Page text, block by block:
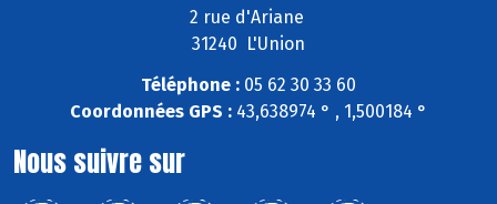
2 rue d'Ariane
31240 L'Union
Téléphone : 05 62 30 33 60
Coordonnées GPS : 43,638974 ° , 1,500184 °
Nous suivre sur